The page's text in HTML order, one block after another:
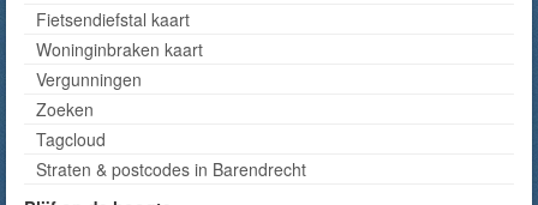
Fietsendiefstal kaart
Woninginbraken kaart
Vergunningen
Zoeken
Tagcloud
Straten & postcodes in Barendrecht